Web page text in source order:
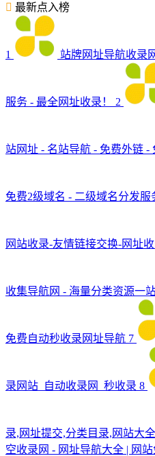
最新点入榜
1 站牌网址导航收录
服务 - 最全网址收录！ 2
站网址 - 名站导航 - 免费外链 -
免费2级域名 - 二级域名分发服
网站收录-友情链接交换-网址
收集导航网 - 海量分类资源一
免费自动秒收录网址导航 7
录网站_自动收录网_秒收录 8
录,网址提交,分类目录,网站大
空收录网 - 网址导航大全 | 网